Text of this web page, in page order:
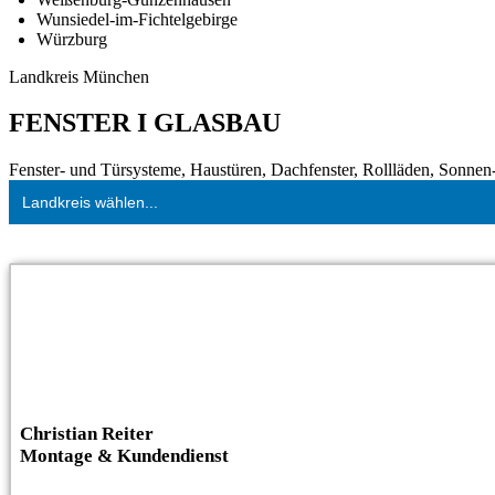
Wunsiedel-im-Fichtelgebirge
Würzburg
Landkreis München
FENSTER I GLASBAU
Fenster- und Türsysteme, Haustüren, Dachfenster, Rollläden,
Landkreis wählen...
Christian Reiter
Montage & Kundendienst